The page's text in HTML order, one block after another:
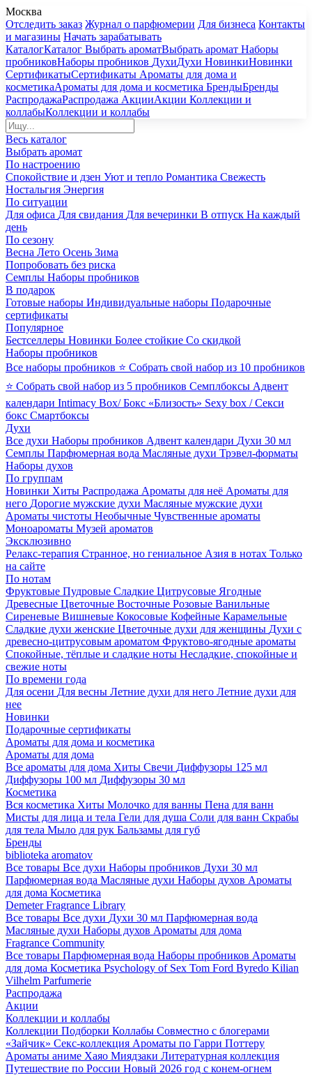
Москва
Отследить заказ Журнал о парфюмерии Для бизнеса Контакты
и магазины Начать зарабатывать
КаталогКаталог Выбрать ароматВыбрать аромат Наборы
пробниковНаборы пробников ДухиДухи НовинкиНовинки
СертификатыСертификаты Ароматы для дома и
косметикаАроматы для дома и косметика БрендыБренды
РаспродажаРаспродажа АкцииАкции Коллекции и
коллабыКоллекции и коллабы
Весь каталог
Выбрать аромат
По настроению
Спокойствие и дзен Уют и тепло Романтика Свежесть
Ностальгия Энергия
По ситуации
Для офиса Для свидания Для вечеринки В отпуск На каждый
день
По сезону
Весна Лето Осень Зима
Попробовать без риска
Семплы Наборы пробников
В подарок
Готовые наборы Индивидуальные наборы Подарочные
сертификаты
Популярное
Бестселлеры Новинки Более стойкие Со скидкой
Наборы пробников
Все наборы пробников ⭐ Собрать свой набор из 10 пробников
⭐ Собрать свой набор из 5 пробников Семплбоксы Адвент
календари Intimacy Box/ Бокс «Близость» Sexy box / Секси
бокс Смартбоксы
Духи
Все духи Наборы пробников Адвент календари Духи 30 мл
Семплы Парфюмерная вода Масляные духи Трэвел-форматы
Наборы духов
По группам
Новинки Хиты Распродажа Ароматы для неё Ароматы для
него Дорогие мужские духи Масляные мужские духи
Ароматы чистоты Необычные Чувственные ароматы
Моноароматы Музей ароматов
Эксклюзивно
Релакс-терапия Странное, но гениальное Азия в нотах Только
на сайте
По нотам
Фруктовые Пудровые Сладкие Цитрусовые Ягодные
Древесные Цветочные Восточные Розовые Ванильные
Сиреневые Вишневые Кокосовые Кофейные Карамельные
Сладкие духи женские Цветочные духи для женщины Духи с
древесно-цитрусовым ароматом Фруктово-ягодные ароматы
Спокойные, тёплые и сладкие ноты Несладкие, спокойные и
свежие ноты
По времени года
Для осени Для весны Летние духи для него Летние духи для
нее
Новинки
Подарочные сертификаты
Ароматы для дома и косметика
Ароматы для дома
Все ароматы для дома Хиты Свечи Диффузоры 125 мл
Диффузоры 100 мл Диффузоры 30 мл
Косметика
Вся косметика Хиты Молочко для ванны Пена для ванн
Мисты для лица и тела Гели для душа Соли для ванн Скрабы
для тела Мыло для рук Бальзамы для губ
Бренды
biblioteka aromatov
Все товары Все духи Наборы пробников Духи 30 мл
Парфюмерная вода Масляные духи Наборы духов Ароматы
для дома Косметика
Demeter Fragrance Library
Все товары Все духи Духи 30 мл Парфюмерная вода
Масляные духи Наборы духов Ароматы для дома
Fragrance Community
Все товары Парфюмерная вода Наборы пробников Ароматы
для дома Косметика Psychology of Sex Tom Ford Byredo Kilian
Vilhelm Parfumerie
Распродажа
Акции
Коллекции и коллабы
Коллекции Подборки Коллабы Совместно с блогерами
«Зайчик» Секс-коллекция Ароматы по Гарри Поттеру
Ароматы аниме Хаяо Миядзаки Литературная коллекция
Путешествие по России Новый 2026 год с конем-огнем